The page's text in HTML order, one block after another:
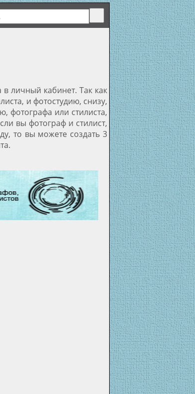
личный кабинет. Так как
и фотостудию, снизу,
фотографа или стилиста,
вы фотограф и стилист,
то вы можете создать 3